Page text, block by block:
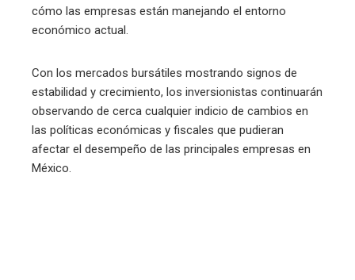
cómo las empresas están manejando el entorno
económico actual.
Con los mercados bursátiles mostrando signos de
estabilidad y crecimiento, los inversionistas continuarán
observando de cerca cualquier indicio de cambios en
las políticas económicas y fiscales que pudieran
afectar el desempeño de las principales empresas en
México.